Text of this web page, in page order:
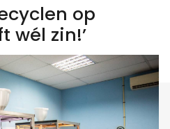
op
wél zin!’